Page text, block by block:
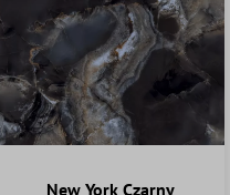
New York Czarny